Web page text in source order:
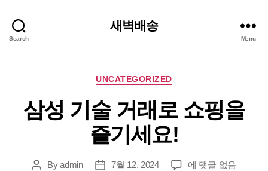
Search
새벽배송
Menu
Categories
UNCATEGORIZED
삼성 기술 거래로 쇼핑을
즐기세요!
PostByadmin
Post7월 12, 2024
삼
에 댓글 없음